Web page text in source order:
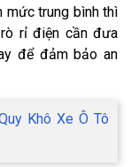
mức trung bình thì
rỉ điện cần đưa
để đảm bảo an
Khô Xe Ô Tô